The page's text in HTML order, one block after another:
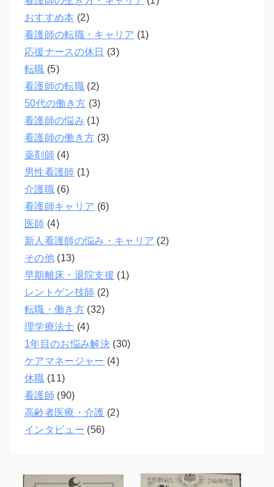
おすすめ本 (2)
看護師の転職・キャリア (1)
応援ナースの休日 (3)
転職 (5)
看護師の転職(2)
50代の働き方 (3)
看護師の悩み (1)
看護師の働き方 (3)
薬剤師 (4)
男性看護師 (1)
介護職(6)
看護師キャリア (6)
医師 (4)
新人看護師の悩み・キャリア (2)
その他(13)
早期離床・退院支援 (1)
レントゲン技師 (2)
転職・働き方(32)
理学療法士 (4)
1年目のお悩み解決(30)
ケアマネージャー (4)
休職 (11)
看護師 (90)
高齢者医療・介護 (2)
インタビュー (56)